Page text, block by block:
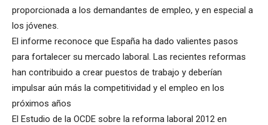
proporcionada a los demandantes de empleo, y en especial a
los jóvenes.
El informe reconoce que España ha dado valientes pasos
para fortalecer su mercado laboral. Las recientes reformas
han contribuido a crear puestos de trabajo y deberían
impulsar aún más la competitividad y el empleo en los
próximos años
El Estudio de la OCDE sobre la reforma laboral 2012 en